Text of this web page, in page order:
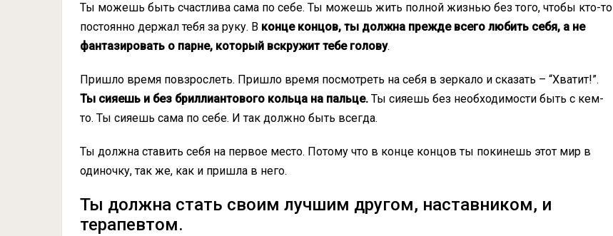
Ты можешь быть счастлива сама по себе. Ты можешь жить полной жизнью без того, чтобы кто-то
постоянно держал тебя за руку. В конце концов, ты должна прежде всего любить себя, а не
фантазировать о парне, который вскружит тебе голову.
Пришло время повзрослеть. Пришло время посмотреть на себя в зеркало и сказать – “Хватит!”.
Ты сияешь и без бриллиантового кольца на пальце. Ты сияешь без необходимости быть с кем-
то. Ты сияешь сама по себе. И так должно быть всегда.
Ты должна ставить себя на первое место. Потому что в конце концов ты покинешь этот мир в
одиночку, так же, как и пришла в него.
Ты должна стать своим лучшим другом, наставником, и
терапевтом.